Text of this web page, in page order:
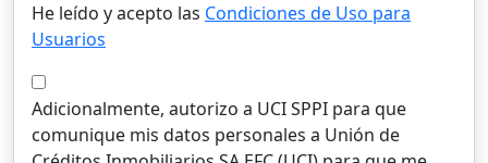
He leído y acepto las Condiciones de Uso para
Usuarios
Adicionalmente, autorizo a UCI SPPI para que
comunique mis datos personales a Unión de